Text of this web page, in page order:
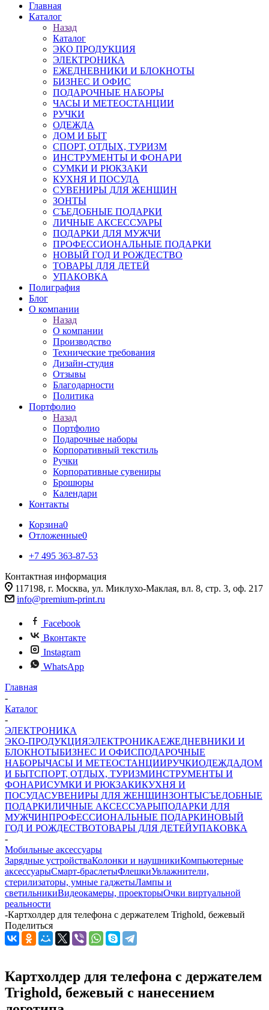
Главная
Каталог
Назад
Каталог
ЭКО ПРОДУКЦИЯ
ЭЛЕКТРОНИКА
ЕЖЕДНЕВНИКИ И БЛОКНОТЫ
БИЗНЕС И ОФИС
ПОДАРОЧНЫЕ НАБОРЫ
ЧАСЫ И МЕТЕОСТАНЦИИ
РУЧКИ
ОДЕЖДА
ДОМ И БЫТ
СПОРТ, ОТДЫХ, ТУРИЗМ
ИНСТРУМЕНТЫ И ФОНАРИ
СУМКИ И РЮКЗАКИ
КУХНЯ И ПОСУДА
СУВЕНИРЫ ДЛЯ ЖЕНЩИН
ЗОНТЫ
СЪЕДОБНЫЕ ПОДАРКИ
ЛИЧНЫЕ АКСЕССУАРЫ
ПОДАРКИ ДЛЯ МУЖЧИ
ПРОФЕССИОНАЛЬНЫЕ ПОДАРКИ
НОВЫЙ ГОД И РОЖДЕСТВО
ТОВАРЫ ДЛЯ ДЕТЕЙ
УПАКОВКА
Полиграфия
Блог
О компании
Назад
О компании
Производство
Технические требования
Дизайн-студия
Отзывы
Благодарности
Политика
Портфолио
Назад
Портфолио
Подарочные наборы
Корпоративный текстиль
Ручки
Корпоративные сувениры
Брошюры
Календари
Контакты
Корзина0
Отложенные0
+7 495 363-87-53
Контактная информация
117198, г. Москва, ул. Миклухо-Маклая, вл. 8, стр. 3, оф. 217
info@premium-print.ru
Facebook
Вконтакте
Instagram
WhatsApp
Главная
-
Каталог
-
ЭЛЕКТРОНИКА
ЭКО-ПРОДУКЦИЯЭЛЕКТРОНИКАЕЖЕДНЕВНИКИ И
БЛОКНОТЫБИЗНЕС И ОФИСПОДАРОЧНЫЕ
НАБОРЫЧАСЫ И МЕТЕОСТАНЦИИРУЧКИОДЕЖДАДОМ
И БЫТСПОРТ, ОТДЫХ, ТУРИЗМИНСТРУМЕНТЫ И
ФОНАРИСУМКИ И РЮКЗАКИКУХНЯ И
ПОСУДАСУВЕНИРЫ ДЛЯ ЖЕНЩИНЗОНТЫСЪЕДОБНЫЕ
ПОДАРКИЛИЧНЫЕ АКСЕССУАРЫПОДАРКИ ДЛЯ
МУЖЧИНПРОФЕССИОНАЛЬНЫЕ ПОДАРКИНОВЫЙ
ГОД И РОЖДЕСТВОТОВАРЫ ДЛЯ ДЕТЕЙУПАКОВКА
-
Мобильные аксессуары
Зарядные устройстваКолонки и наушникиКомпьютерные
аксессуарыСмарт-браслетыФлешкиУвлажнители,
стерилизаторы, умные гаджетыЛампы и
светильникиВидеокамеры, проекторыОчки виртуальной
реальности
-Картхолдер для телефона с держателем Trighold, бежевый
Поделиться
Картхолдер для телефона с держателем
Trighold, бежевый с нанесением